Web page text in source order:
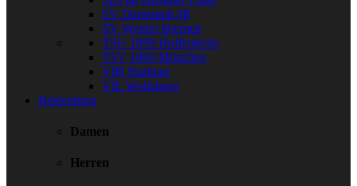
SV Darmstadt 98
SV Werder Bremen
TSG 1899 Hoffenheim
TSV 1860 München
VfB Stuttgart
VfL Wolfsburg
Bekleidung
Damen
Herren